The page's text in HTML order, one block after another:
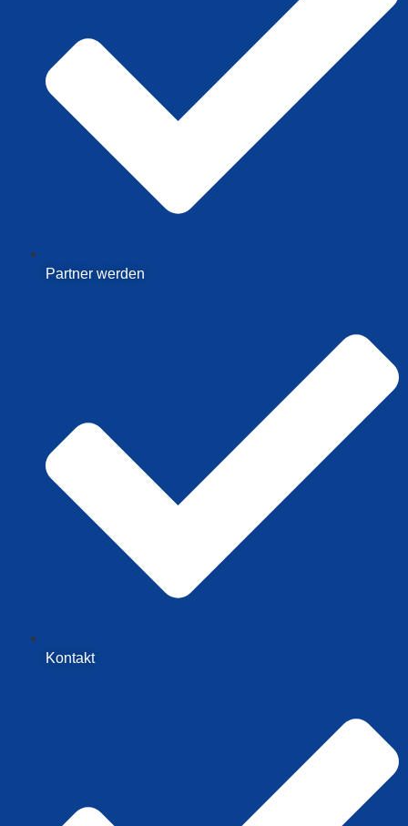
Partner werden
Kontakt